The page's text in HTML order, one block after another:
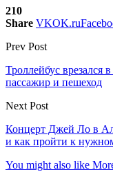
210
Share VKOK.ru
Prev Post
Троллейбус врезался
пассажир и пешеход
Next Post
Концерт Джей Ло в
и как пройти к
You might also like